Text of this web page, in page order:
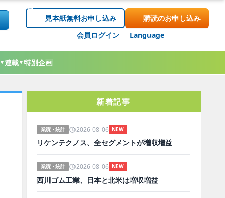
見本紙無料お申し込み
購読のお申し込み
会員ログイン
Language
▼連載▼特別企画
新着記事
業績・統計 2026-08-06 NEW
リケンテクノス、全セグメントが増収増益
業績・統計 2026-08-06 NEW
西川ゴム工業、日本と北米は増収増益